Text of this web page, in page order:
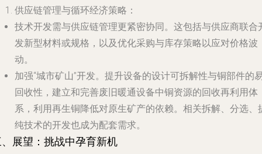
供应链管理与循环经济策略 ：
技术开发需与供应链管理更紧密协同。这包括与供应商联合
发新型材料或规格，以及优化采购与库存策略以应对价格波
动。
加强“城市矿山”开发。提升设备的设计可拆解性与铜部件的
回收性，建立和完善废旧暖通设备中铜资源的回收再利用体
系，利用再生铜降低对原生矿产的依赖。相关拆解、分选、
纯技术的开发也成为配套需求。
展望：挑战中孕育新机